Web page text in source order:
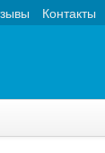
Контакты